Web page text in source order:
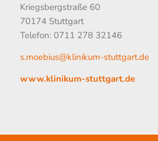
Kriegsbergstraße 60
70174 Stuttgart
Telefon: 0711 278 32146
s.moebius@klinikum-stuttgart.de
www.klinikum-stuttgart.de